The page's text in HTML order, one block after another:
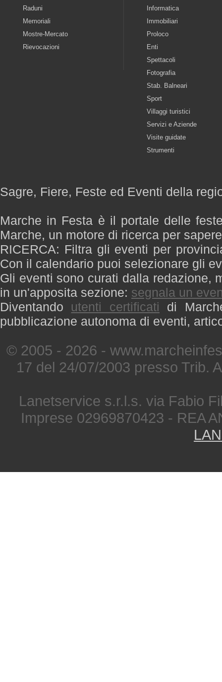
Raduni
Memoriali
Mostre-Mercato
Rievocazioni
Informatica
Immobiliari
Proloco
Enti
Spettacoli
Fotografia
Stab. Balneari
Sport
Villaggi turistici
Servizi e Aziende
Visite guidate
Strumenti
Sagre, Fiere, Feste ed Eventi della
Marche in Festa è il portale delle
Marche, un motore di ricerca per
RICERCA: Filtra gli eventi per
Con il calendario puoi selezionare gli
Gli eventi sono curati dalla redazione,
in un'apposita sezione: segnala un
Diventando utenti certificati di
pubblicazione autonoma di eventi,
© 2005 - 2026 -
17 del 24/07/2003 presso Trib.
Lanetservice s.r.l.s. via Fabio
Imprese 02969870423 - REA